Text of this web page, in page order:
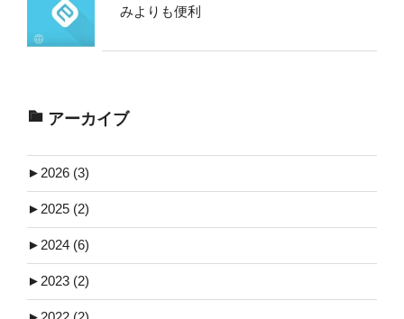
みよりも便利
アーカイブ
► 2026 (3)
► 2025 (2)
► 2024 (6)
► 2023 (2)